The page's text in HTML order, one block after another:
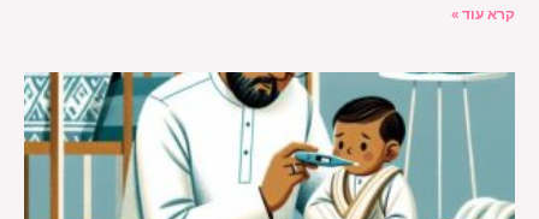
קרא עוד »